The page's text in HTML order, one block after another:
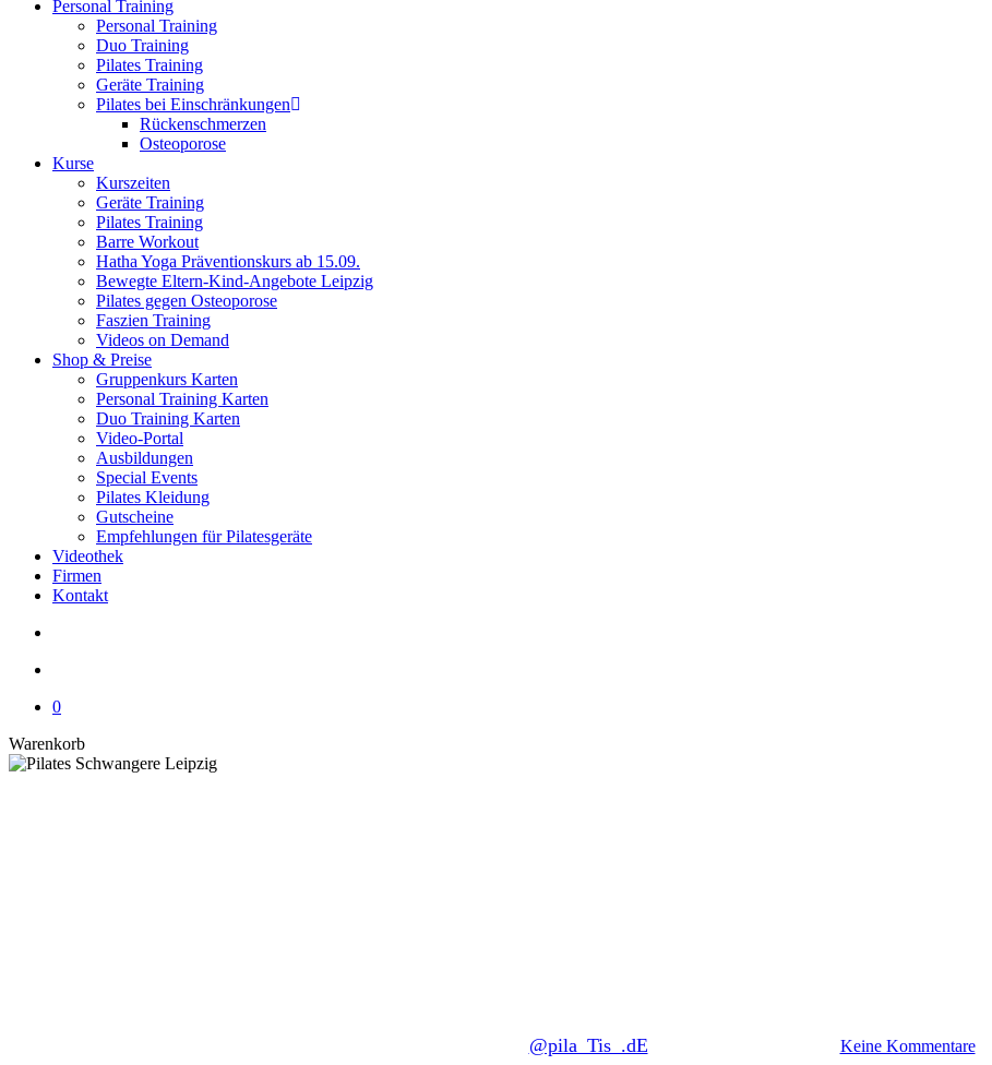
Personal Training
Personal Training
Duo Training
Pilates Training
Geräte Training
Pilates bei Einschränkungen
Rückenschmerzen
Osteoporose
Kurse
Kurszeiten
Geräte Training
Pilates Training
Barre Workout
Hatha Yoga Präventionskurs ab 15.09.
Bewegte Eltern-Kind-Angebote Leipzig
Pilates gegen Osteoporose
Faszien Training
Videos on Demand
Shop & Preise
Gruppenkurs Karten
Personal Training Karten
Duo Training Karten
Video-Portal
Ausbildungen
Special Events
Pilates Kleidung
Gutscheine
Empfehlungen für Pilatesgeräte
Videothek
Firmen
Kontakt
0
WarenkorbClose
Cart
@pila_Tis_.dE Keine Kommentare